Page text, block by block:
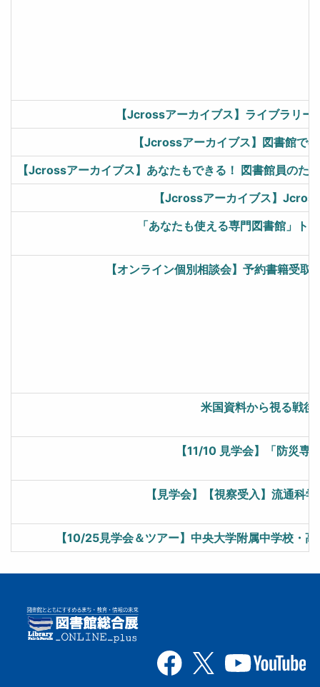
【Jcrossアーカイブス】ライブラリー
【Jcrossアーカイブス】図書館で
【Jcrossアーカイブス】あなたもできる！ 図書館員のた
【Jcrossアーカイブス】
「あなたも使える専門図書館」ト
【オンライン個別相談会】予約書籍受取
米国資料から視る戦
【11/10 見学会】「防災専
【見学会】【視察受入】流通科
【10/25見学会＆ツアー】中央大学附属中学校・